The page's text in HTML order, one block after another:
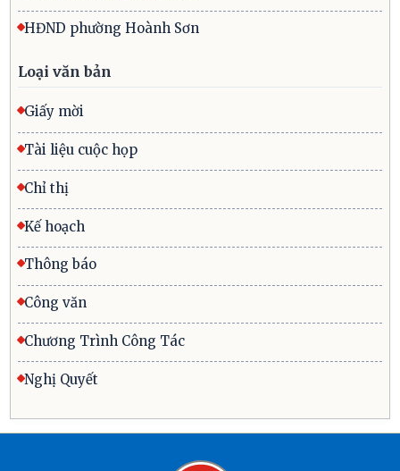
HĐND phường Hoành Sơn
Loại văn bản
Giấy mời
Tài liệu cuộc họp
Chỉ thị
Kế hoạch
Thông báo
Công văn
Chương Trình Công Tác
Nghị Quyết